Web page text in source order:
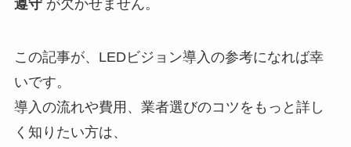
遵守が欠かせません。
この記事が、LEDビジョン導入の参考になれば幸
いです。
導入の流れや費用、業者選びのコツをもっと詳し
く知りたい方は、